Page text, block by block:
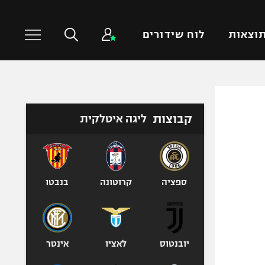
תוצאות לוח שידורים
טניס
כדורעף
אגרוף
ספורט אולימפי
קבוצות ליגה איטלקית
ספציה קרוטונה בנבטו
יובנטוס לאציו אינטר